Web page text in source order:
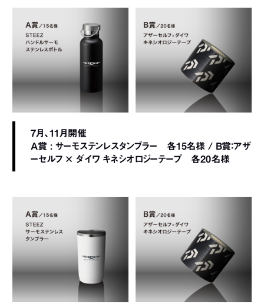
7月、11月開催
A賞 : サーモステンレスタンブラー 各15名様 / B賞：アザ
ーセルフ × ダイワ キネシオロジーテープ 各20名様